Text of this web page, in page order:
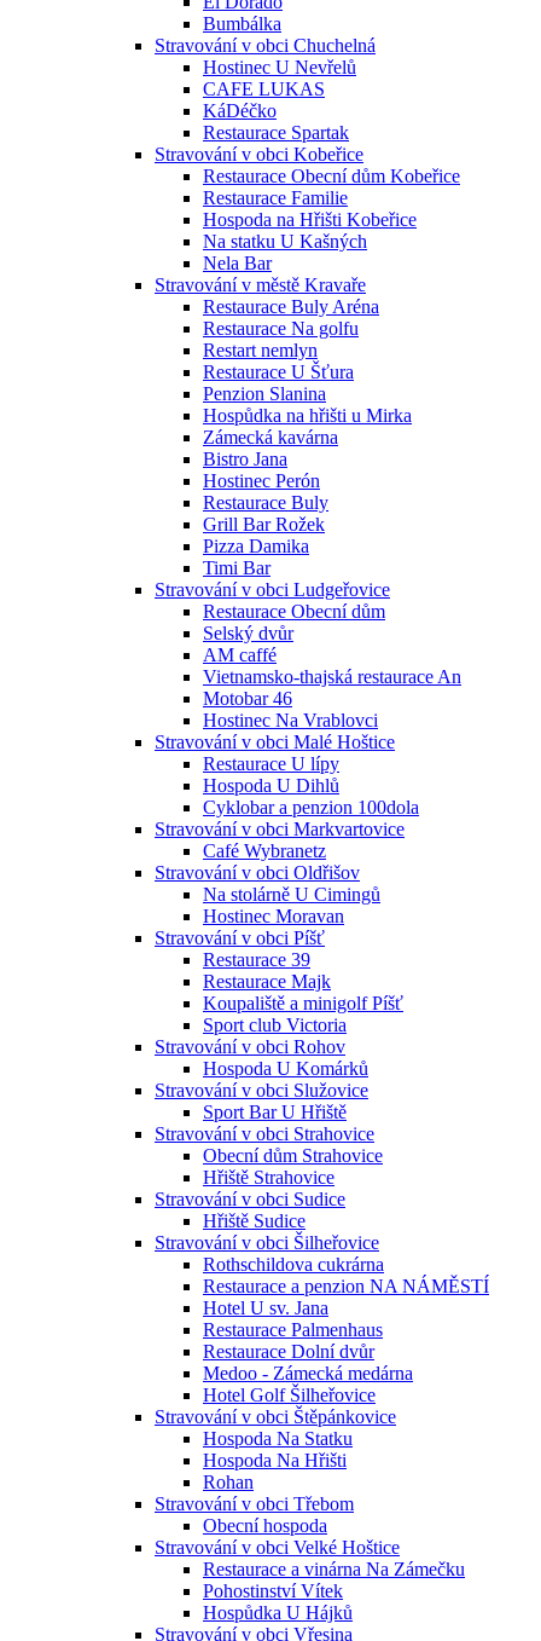
Bumbálka
Stravování v obci Chuchelná
Hostinec U Nevřelů
CAFE LUKAS
KáDéčko
Restaurace Spartak
Stravování v obci Kobeřice
Restaurace Obecní dům Kobeřice
Restaurace Familie
Hospoda na Hřišti Kobeřice
Na statku U Kašných
Nela Bar
Stravování v městě Kravaře
Restaurace Buly Aréna
Restaurace Na golfu
Restart nemlyn
Restaurace U Šťura
Penzion Slanina
Hospůdka na hřišti u Mirka
Zámecká kavárna
Bistro Jana
Hostinec Perón
Restaurace Buly
Grill Bar Rožek
Pizza Damika
Timi Bar
Stravování v obci Ludgeřovice
Restaurace Obecní dům
Selský dvůr
AM caffé
Vietnamsko-thajská restaurace An
Motobar 46
Hostinec Na Vrablovci
Stravování v obci Malé Hoštice
Restaurace U lípy
Hospoda U Dihlů
Cyklobar a penzion 100dola
Stravování v obci Markvartovice
Café Wybranetz
Stravování v obci Oldřišov
Na stolárně U Cimingů
Hostinec Moravan
Stravování v obci Píšť
Restaurace 39
Restaurace Majk
Koupaliště a minigolf Píšť
Sport club Victoria
Stravování v obci Rohov
Hospoda U Komárků
Stravování v obci Služovice
Sport Bar U Hřiště
Stravování v obci Strahovice
Obecní dům Strahovice
Hřiště Strahovice
Stravování v obci Sudice
Hřiště Sudice
Stravování v obci Šilheřovice
Rothschildova cukrárna
Restaurace a penzion NA NÁMĚSTÍ
Hotel U sv. Jana
Restaurace Palmenhaus
Restaurace Dolní dvůr
Medoo - Zámecká medárna
Hotel Golf Šilheřovice
Stravování v obci Štěpánkovice
Hospoda Na Statku
Hospoda Na Hřišti
Rohan
Stravování v obci Třebom
Obecní hospoda
Stravování v obci Velké Hoštice
Restaurace a vinárna Na Zámečku
Pohostinství Vítek
Hospůdka U Hájků
Stravování v obci Vřesina